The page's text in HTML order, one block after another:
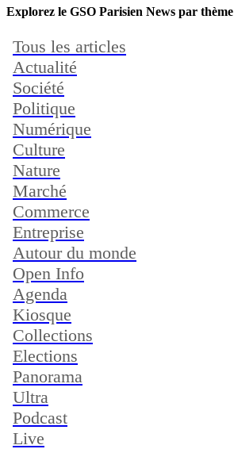
Explorez le GSO Parisien News par thème
Tous les articles
Actualité
Société
Politique
Numérique
Culture
Nature
Marché
Commerce
Entreprise
Autour du monde
Open Info
Agenda
Kiosque
Collections
Elections
Panorama
Ultra
Podcast
Live